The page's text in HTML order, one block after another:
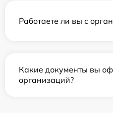
Работаете ли вы с
Какие документы вы
организаций?